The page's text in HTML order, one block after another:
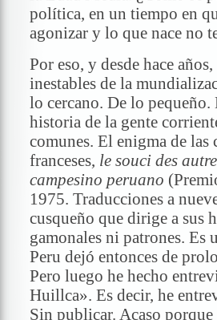
política, en un tiempo en
agonizar y lo que nace no
Por eso, y desde hace
inestables de la
lo cercano. De lo
historia de la gente
comunes. El enigma de las
franceses, le souci des
campesino peruano
1975. Traducciones a
cusqueño que dirige a sus
gamonales ni patrones. Es
Peru dejó entonces de
Pero luego he hecho
Huillca». Es decir, he
Sin publicar. Acaso